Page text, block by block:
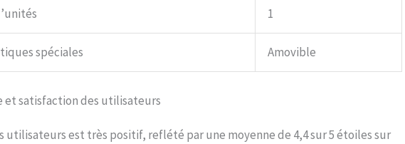
1
spéciales Amovible
et satisfaction des utilisateurs
utilisateurs est très positif, reflété par une moyenne de 4,4 sur 5 étoiles sur